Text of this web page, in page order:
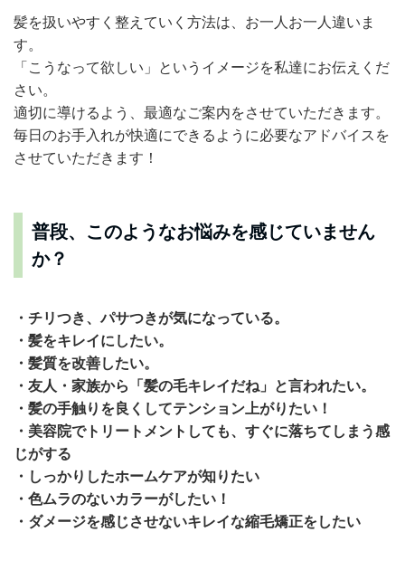
髪を扱いやすく整えていく方法は、お一人お一人違いま
す。
「こうなって欲しい」というイメージを私達にお伝えくだ
さい。
適切に導けるよう、最適なご案内をさせていただきます。
毎日のお手入れが快適にできるように必要なアドバイスを
させていただきます！
普段、このようなお悩みを感じていません
か？
・チリつき、パサつきが気になっている。
・髪をキレイにしたい。
・髪質を改善したい。
・友人・家族から「髪の毛キレイだね」と言われたい。
・髪の手触りを良くしてテンション上がりたい！
・美容院でトリートメントしても、すぐに落ちてしまう感
じがする
・しっかりしたホームケアが知りたい
・色ムラのないカラーがしたい！
・ダメージを感じさせないキレイな縮毛矯正をしたい